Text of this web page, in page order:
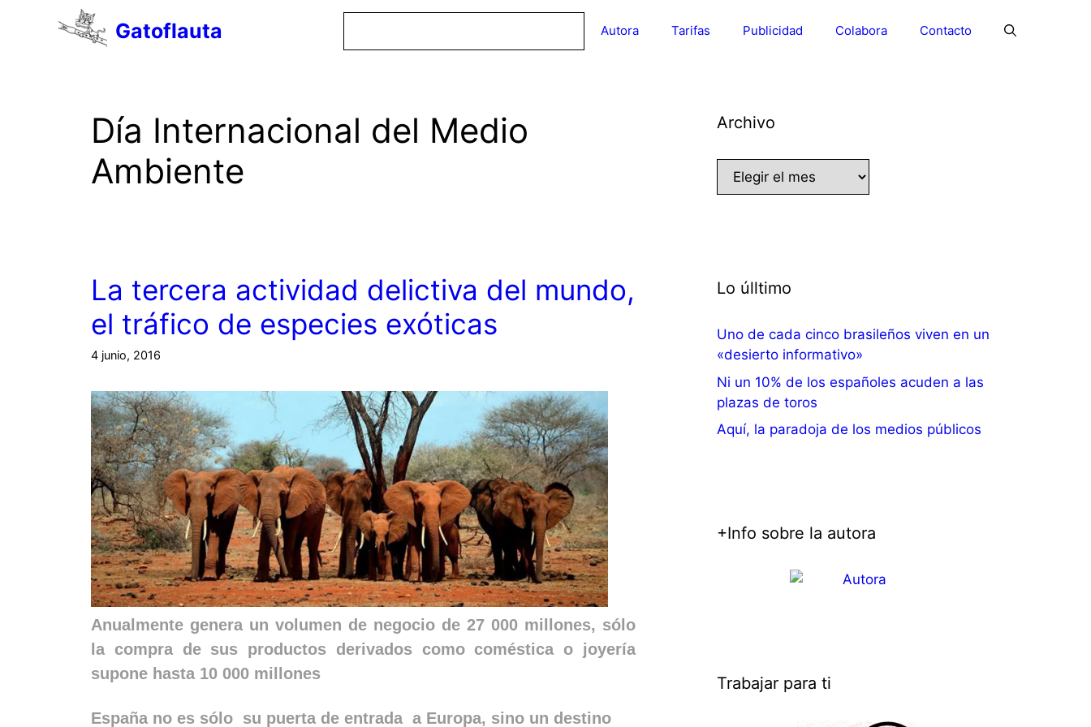
Gatoflauta Autora Tarifas Publicidad Colabora Contacto
Día Internacional del Medio
Ambiente
La tercera actividad delictiva del mundo,
el tráfico de especies exóticas
4 junio, 2016
Anualmente genera un volumen de negocio de 27 000 millones, sólo
la compra de sus productos derivados como coméstica o joyería
supone hasta 10 000 millones
España no es sólo su puerta de entrada a Europa, sino un destino
Archivo
Archivo
Lo úlltimo
Uno de cada cinco brasileños viven en un
«desierto informativo»
Ni un 10% de los españoles acuden a las
plazas de toros
Aquí, la paradoja de los medios públicos
+Info sobre la autora
Trabajar para ti